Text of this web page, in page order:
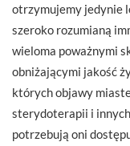
otrzymujemy jedynie
szeroko rozumianą
wieloma poważnymi
obniżającymi jakość
których objawy
sterydoterapii i
potrzebują oni